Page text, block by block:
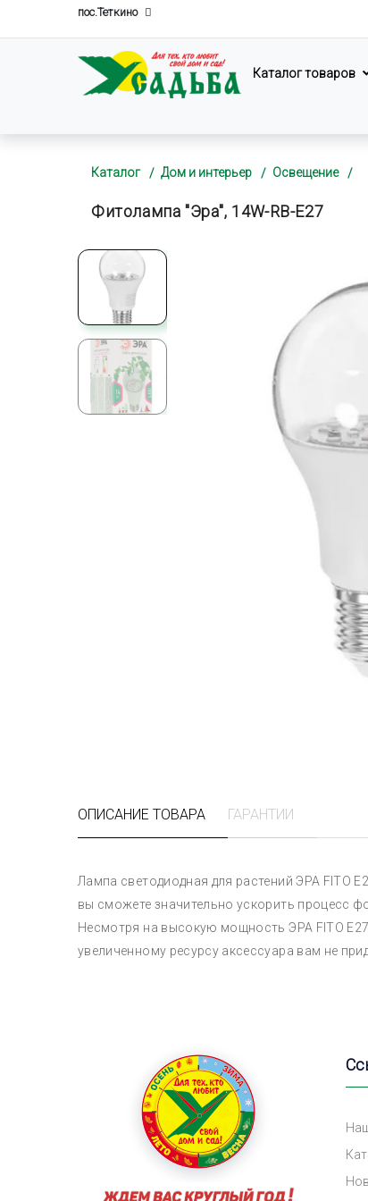
пос.Теткино
Каталог товаров
Каталог Дом и интерьер Освещение
Фитолампа "Эра", 14W-RB-E27
ОПИСАНИЕ ТОВАРА ГАРАНТИИ
Лампа светодиодная для растений ЭРА FITO
вы сможете значительно ускорить процесс
Несмотря на высокую мощность ЭРА FITO
увеличенному ресурсу аксессуара вам не